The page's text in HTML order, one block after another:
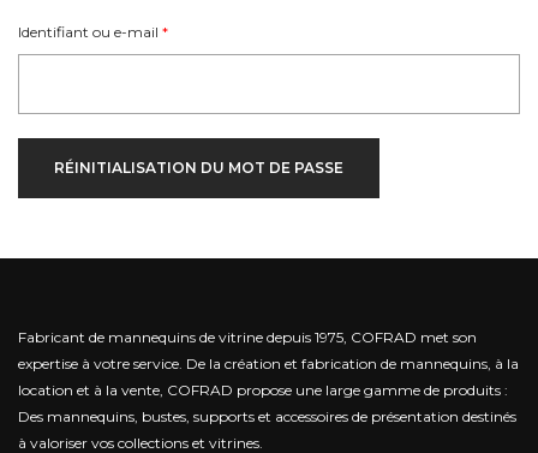
Identifiant ou e-mail *Obligatoire
RÉINITIALISATION DU MOT DE PASSE
Fabricant de mannequins de vitrine depuis 1975, COFRAD met son
expertise à votre service. De la création et fabrication de mannequins, à la
location et à la vente, COFRAD propose une large gamme de produits :
Des mannequins, bustes, supports et accessoires de présentation destinés
à valoriser vos collections et vitrines.